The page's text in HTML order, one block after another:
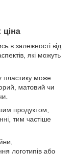
в залежності від
які можуть
пластику може
матовий чи
продуктом,
тим частіше
логотипів або